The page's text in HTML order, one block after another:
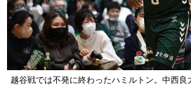
越谷戦では不発に終わったハミルトン。中西